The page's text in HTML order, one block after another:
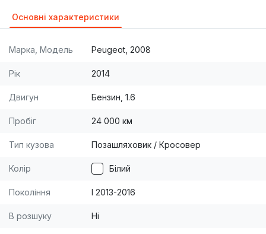
Основні характеристики
Марка, Модель Peugeot, 2008
Рік 2014
Двигун Бензин, 1.6
Пробіг 24 000 км
Тип кузова Позашляховик / Кросовер
Колір Білий
Покоління I 2013-2016
В розшуку Ні